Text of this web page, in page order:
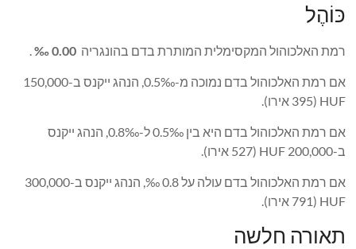
כּוֹהֶל
רמת האלכוהול המקסימלית המותרת בדם בהונגריה0.00 ‰
אם רמת האלכוהול בדם נמוכה מ-0.5‰, הנהג ייקנס ב-150,000
HUF (395 אירו).
אם רמת האלכוהול בדם היא בין 0.5‰ ל-0.8‰, הנהג ייקנס
ב-200,000 HUF (527 אירו).
אם רמת האלכוהול בדם עולה על 0.8 ‰, הנהג ייקנס ב-300,000
HUF (791 אירו).
תאורה חלשה